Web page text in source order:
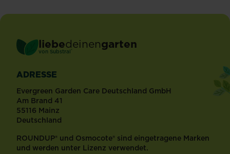
liebedeinengarten
von Substral ®
ADRESSE
Evergreen Garden Care Deutschland GmbH
Am Brand 41
55116 Mainz
Deutschland
ROUNDUP® und Osmocote® sind eingetragene Marken
und werden unter Lizenz verwendet.